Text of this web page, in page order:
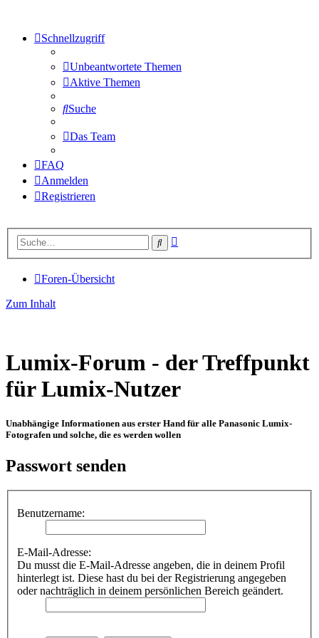
Schnellzugriff
Unbeantwortete Themen
Aktive Themen
Suche
Das Team
FAQ
Anmelden
Registrieren
Suche
Foren-Übersicht
Zum Inhalt
Lumix-Forum - der Treffpunkt
für Lumix-Nutzer
Unabhängige Informationen aus erster Hand für alle Panasonic Lumix-
Fotografen und solche, die es werden wollen
Passwort senden
Benutzername:
E-Mail-Adresse:
Du musst die E-Mail-Adresse angeben, die in deinem Profil
hinterlegt ist. Diese hast du bei der Registrierung angegeben
oder nachträglich in deinem persönlichen Bereich geändert.